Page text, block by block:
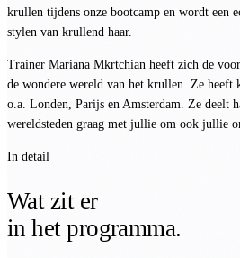
krullen tijdens onze bootcamp en wordt een
stylen van krullend haar.
Trainer Mariana Mkrtchian heeft zich de
de wondere wereld van het krullen. Ze heeft
o.a. Londen, Parijs en Amsterdam. Ze deelt
wereldsteden graag met jullie om ook jullie
In detail
Wat zit er
in het programma.